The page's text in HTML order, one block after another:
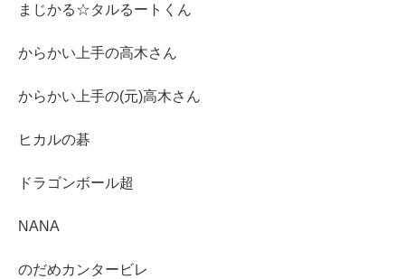
まじかる☆タルるートくん
からかい上手の高木さん
からかい上手の(元)高木さん
ヒカルの碁
ドラゴンボール超
NANA
のだめカンタービレ